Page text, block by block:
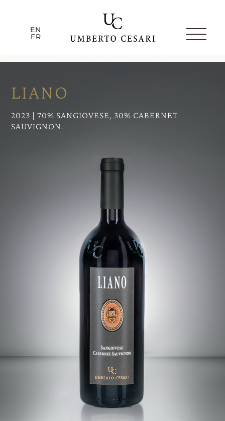
EN
FR
EN FR
VINI
VISIONE
EXPERIENCE
LIANO
2023 | 70% SANGIOVESE, 30% CABERNET
SAUVIGNON.